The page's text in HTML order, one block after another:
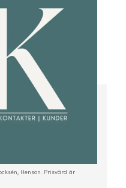
Henson. Prisvärd är